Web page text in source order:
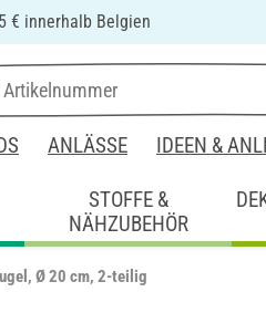
€ innerhalb Belgien
ANLÄSSE IDEEN &
STOFFE &
NÄHZUBEHÖR
Ø 20 cm, 2-teilig